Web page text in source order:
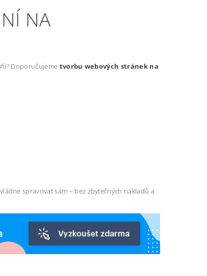
NA
Doporučujeme tvorbu webových stránek na
spravovat sám – bez zbytečných nákladů a